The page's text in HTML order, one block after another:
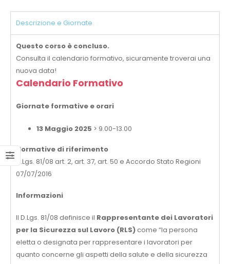
Descrizione e Giornate
Questo corso è concluso.
Consulta il calendario formativo, sicuramente troverai una
nuova data!
Calendario Formativo
Giornate formative e orari
13 Maggio 2025 > 9.00-13.00
Normative di riferimento
D.Lgs. 81/08 art. 2, art. 37, art. 50 e Accordo Stato Regioni
07/07/2016
Informazioni
Il D.Lgs. 81/08 definisce il Rappresentante dei Lavoratori
per la Sicurezza sul Lavoro (RLS)come “la persona
eletta o designata per rappresentare i lavoratori per
quanto concerne gli aspetti della salute e della sicurezza